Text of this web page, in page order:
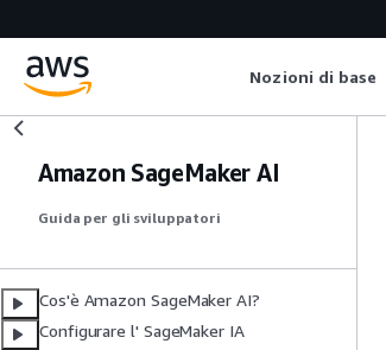
Nozioni di base
Amazon SageMaker AI
Guida per gli sviluppatori
Cos'è Amazon SageMaker AI?
Configurare l' SageMaker IA